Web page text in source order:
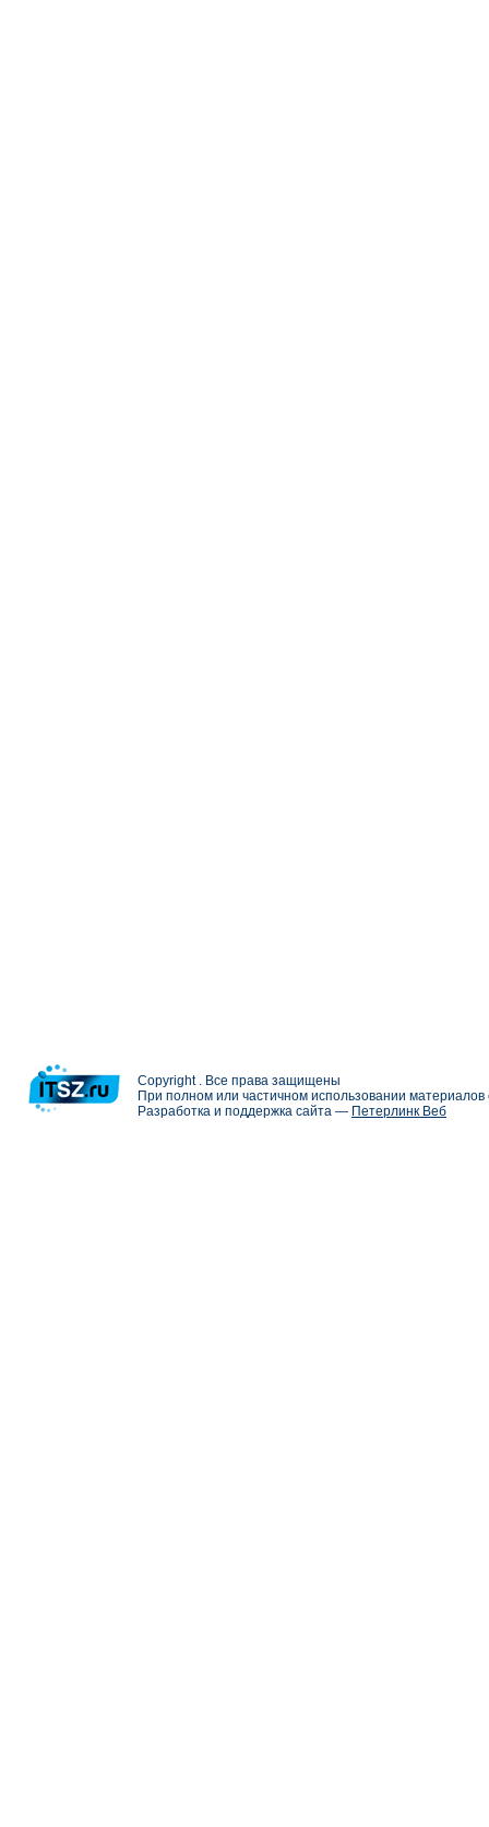
Copyright . Все права защищены
При полном или частичном использовании
Разработка и поддержка сайта — Петерлинк Веб